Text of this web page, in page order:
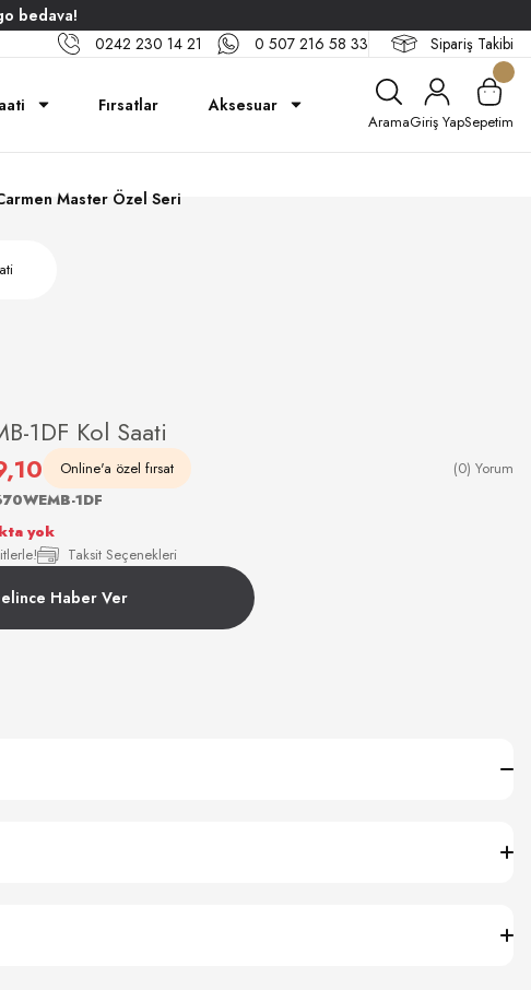
bedava!
0242 230 14 21 0 507 216 58 33 Sipariş Takibi
Fırsatlar Aksesuar
Master Özel Seri
AramaGiriş YapSepetim
1DF Kol Saati
Online'a özel fırsat (0) Yorum
Taksit Seçenekleri
1DF
yok
Haber Ver